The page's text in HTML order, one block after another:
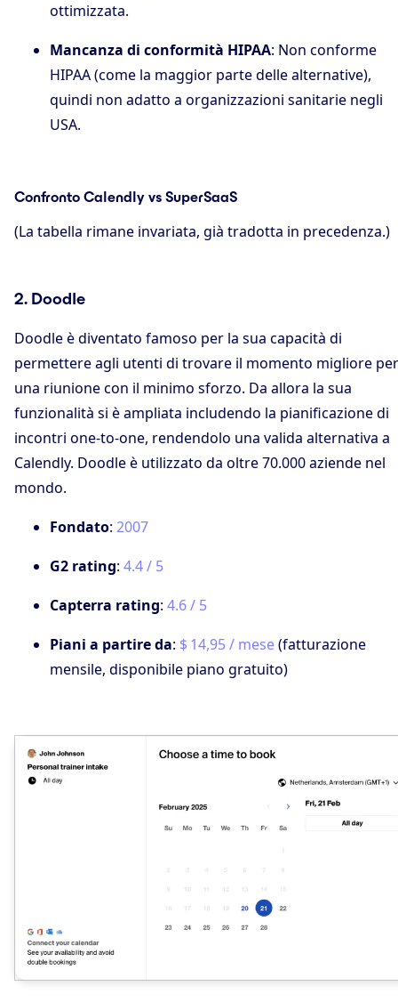
ottimizzata.
Mancanza di conformità HIPAA: Non conforme
HIPAA (come la maggior parte delle alternative),
quindi non adatto a organizzazioni sanitarie negli
USA.
Confronto Calendly vs SuperSaaS
(La tabella rimane invariata, già tradotta in precedenza.)
2. Doodle
Doodle è diventato famoso per la sua capacità di
permettere agli utenti di trovare il momento migliore per
una riunione con il minimo sforzo. Da allora la sua
funzionalità si è ampliata includendo la pianificazione di
incontri one‑to‑one, rendendolo una valida alternativa a
Calendly. Doodle è utilizzato da oltre 70.000 aziende nel
mondo.
Fondato: 2007
G2 rating: 4.4 / 5
Capterra rating: 4.6 / 5
Piani a partire da: $ 14,95 / mese(fatturazione
mensile, disponibile piano gratuito)